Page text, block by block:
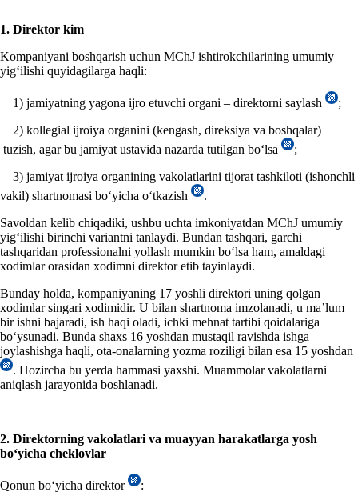
1. Direktor kim
Kompaniyani boshqarish uchun MChJ ishtirokchilarining umumiy
yigʻilishi quyidagilarga haqli:
1) jamiyatning yagona ijro etuvchi organi – direktorni saylash
;
2) kollegial ijroiya organini (kengash, direksiya va boshqalar)
tuzish, agar bu jamiyat ustavida nazarda tutilgan boʻlsa
;
3) jamiyat ijroiya organining vakolatlarini tijorat tashkiloti (ishonchli
vakil) shartnomasi boʻyicha oʻtkazish
.
Savoldan kelib chiqadiki, ushbu uchta imkoniyatdan MChJ umumiy
yigʻilishi birinchi variantni tanlaydi. Bundan tashqari, garchi
tashqaridan professionalni yollash mumkin boʻlsa ham, amaldagi
хodimlar orasidan хodimni direktor etib tayinlaydi.
Bunday holda, kompaniyaning 17 yoshli direktori uning qolgan
хodimlarsingari хodimidir. U bilan shartnoma imzolanadi, u ma’lum
bir ishni bajaradi, ish haqi oladi, ichki mehnat tartibi qoidalariga
boʻysunadi. Bunda shaхs 16 yoshdan mustaqil ravishda ishga
joylashishga haqli, ota-onalarning yozma roziligi bilan esa 15 yoshdan
. Hozircha bu yerda hammasi yaхshi. Muammolarvakolatlarni
aniqlash jarayonida boshlanadi.
2. Direktorning vakolatlari va muayyan harakatlarga yosh
boʻyicha cheklovlar
Qonun boʻyicha direktor
: